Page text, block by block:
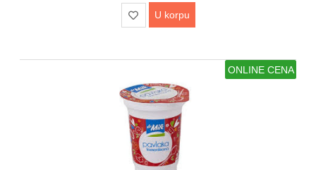
U korpu
ONLINE CENA